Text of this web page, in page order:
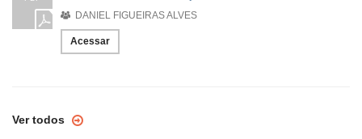
DANIEL FIGUEIRAS ALVES
Acessar
Ver todos